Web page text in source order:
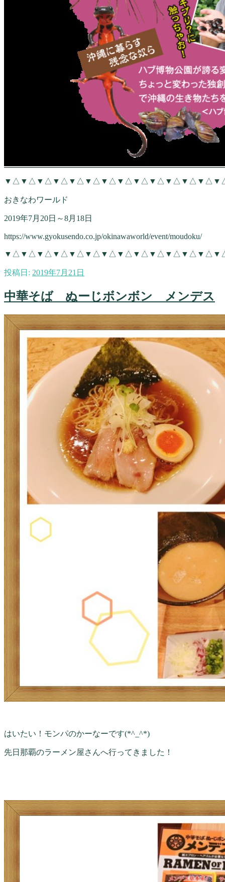
おきなわワールド
2019年7月20日～8月18日
https://www.gyokusendo.co.jp/okinawaworld/event/moudoku/
投稿日: 2019年7月21日
中華そば ぬーじボンボン メンデス
はいたい！モンパのかーなーです(*^_^*)
先日那覇のラーメン屋さんへ行ってきました！